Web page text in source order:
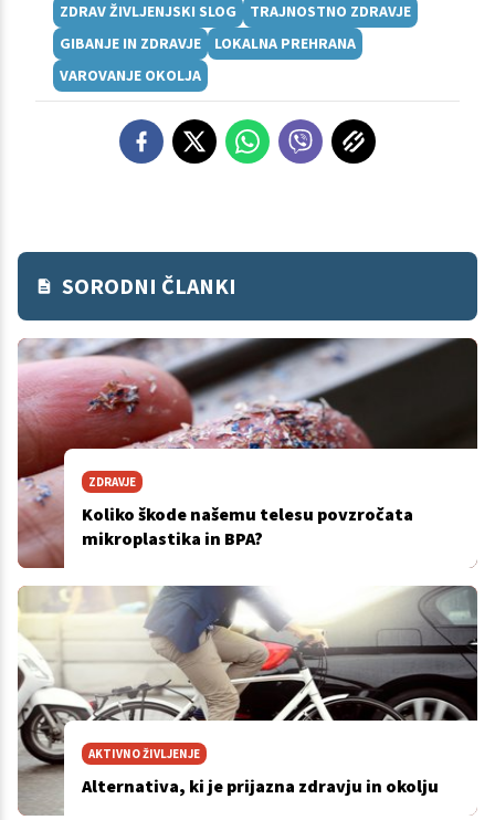
ZDRAV ŽIVLJENJSKI SLOG
TRAJNOSTNO ZDRAVJE
GIBANJE IN ZDRAVJE
LOKALNA PREHRANA
VAROVANJE OKOLJA
SORODNI ČLANKI
ZDRAVJE
Koliko škode našemu telesu povzročata
mikroplastika in BPA?
AKTIVNO ŽIVLJENJE
Alternativa, ki je prijazna zdravju in okolju